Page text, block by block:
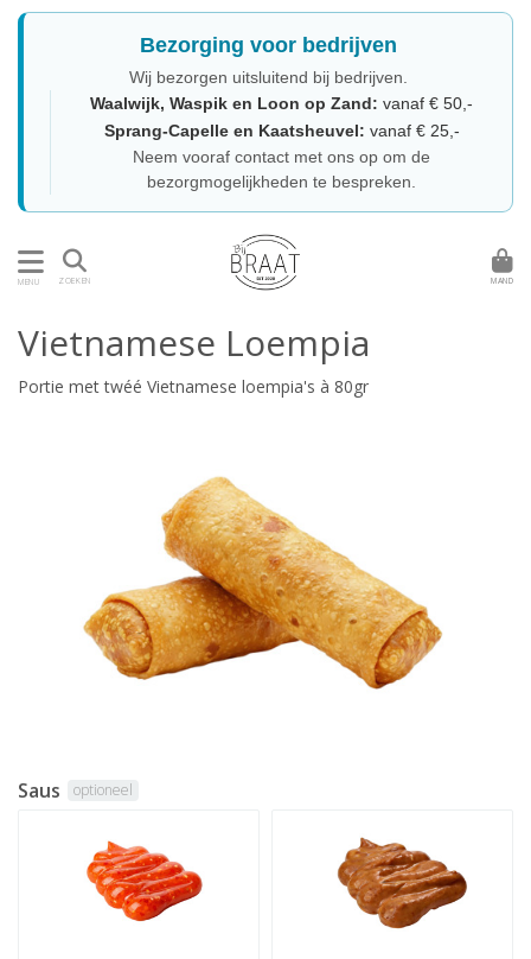
Bezorging voor bedrijven
Wij bezorgen uitsluitend bij bedrijven.
Waalwijk, Waspik en Loon op Zand: vanaf € 50,-
Sprang-Capelle en Kaatsheuvel: vanaf € 25,-
Neem vooraf contact met ons op om de
bezorgmogelijkheden te bespreken.
MENU ZOEKEN MAND
Vietnamese Loempia
Portie met twéé Vietnamese loempia's à 80gr
Saus optioneel